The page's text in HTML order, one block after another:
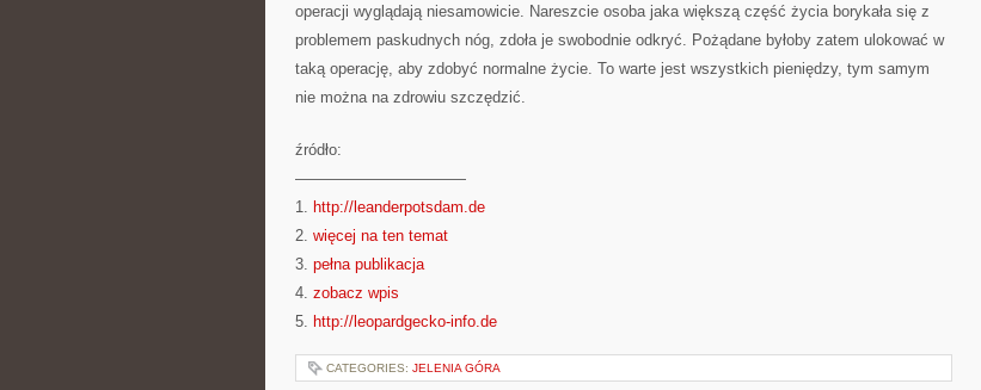
operacji wyglądają niesamowicie. Nareszcie osoba jaka większą część życia borykała się z
problemem paskudnych nóg, zdoła je swobodnie odkryć. Pożądane byłoby zatem ulokować w
taką operację, aby zdobyć normalne życie. To warte jest wszystkich pieniędzy, tym samym
nie można na zdrowiu szczędzić.
źródło:
———————————
1. http://leanderpotsdam.de
2. więcej na ten temat
3. pełna publikacja
4. zobacz wpis
5. http://leopardgecko-info.de
CATEGORIES: JELENIA GÓRA